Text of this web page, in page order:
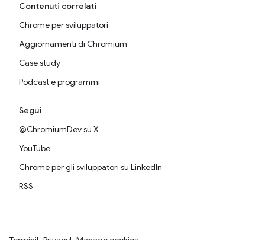
Contenuti correlati
Chrome per sviluppatori
Aggiornamenti di Chromium
Case study
Podcast e programmi
Segui
@ChromiumDev su X
YouTube
Chrome per gli sviluppatori su LinkedIn
RSS